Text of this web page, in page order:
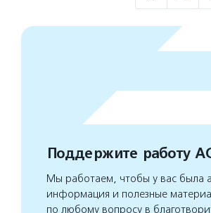
Поддержите работу
Мы работаем, чтобы у вас была
информация и полезные
по любому вопросу в